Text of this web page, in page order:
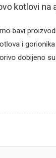
kotlovi na
bavi
i
dobijeno